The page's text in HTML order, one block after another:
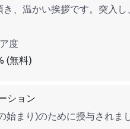
、温かい挨拶です。突入し
度
(無料)
ション
始まり)のために授与されまし